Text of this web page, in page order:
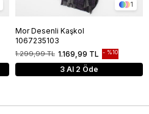
1
Mor Desenli Kaşkol
1067235103
1.169,99 TL
1.299,99 TL %10
3 Al 2 Öde